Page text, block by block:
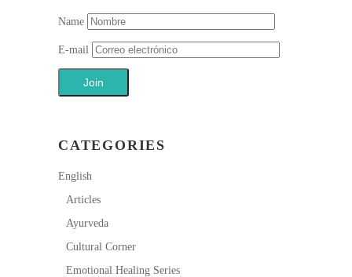
Name
E-mail
CATEGORIES
English
Articles
Ayurveda
Cultural Corner
Emotional Healing Series